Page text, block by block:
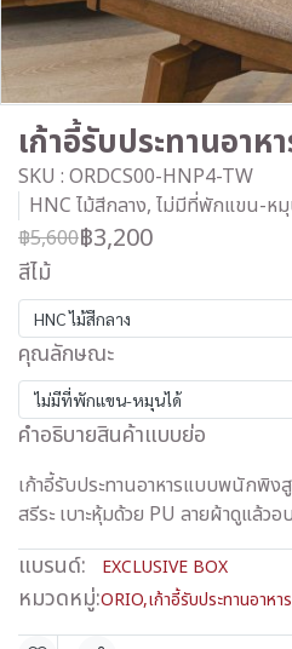
เก้าอี้รับประทานอาห
SKU : ORDCS00-HNP4-TW
HNC ไม้สีกลาง, ไม่มีที่พักแขน-ห
฿5,600฿3,200
สีไม้
HNC ไม้สีกลาง
คุณลักษณะ
ไม่มีที่พักแขน-หมุนได้
คำอธิบายสินค้าแบบย่อ
เก้าอี้รับประทานอาหารแบบพนักพิง
สรีระ เบาะหุ้มด้วย PU ลายผ้าดูแล้วอ
แบรนด์: EXCLUSIVE BOX
หมวดหมู่:ORIO,เก้าอี้รับประทานอาหาร